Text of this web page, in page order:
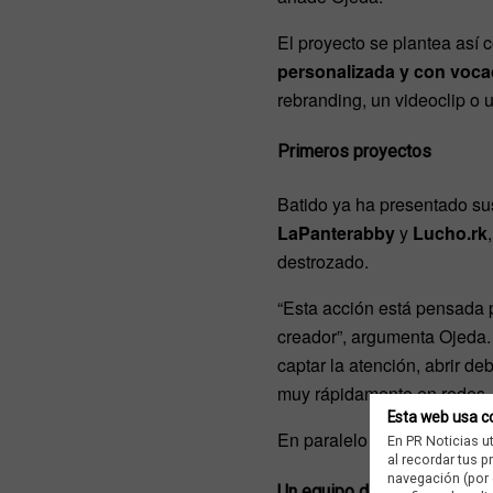
El proyecto se plantea así
personalizada y con
rebranding, un videoclip o
Primeros proyectos
Batido ya ha presentado
LaPanterabbyy Lucho.rk
destrozado.
“Esta acción está
creador”, argumenta
captar la atención, abrir
muy rápidamente en
En paralelo a estos
Esta web usa
En PR Noticias
al recordar tus
navegación (por